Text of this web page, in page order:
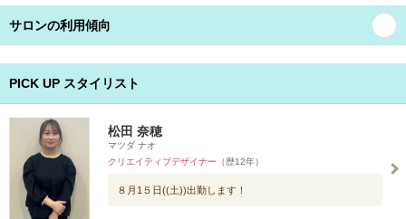
サロンの利用傾向
PICK UP スタイリスト
松田 奈穂
マツダ ナオ
クリエイティブデザイナー （歴12年）
８月1５日((土))出勤します！